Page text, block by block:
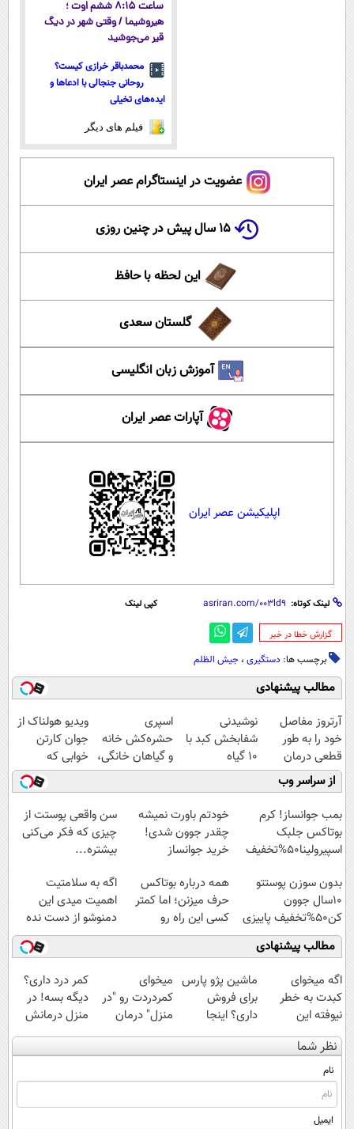
ساعت ۸:۱۵ ششم اوت ؛
هیروشیما / وقتی شهر در دیگ
قیر می‌جوشید
محمدباقر خرازی کیست؟
روحانی جنجالی با ادعاها و
ایده‌های تخیلی
فیلم های دیگر
عضویت در اینستاگرام عصر ایران
۱۵ سال پیش در چنین روزی
این لحظه با حافظ
گلستان سعدی
آموزش زبان انگلیسی
آپارات عصر ایران
اپلیکیشن عصر ایران
لینک کوتاه: کپی لینک
‌گزارش خطا در خبر
برچسب ها: دستگیری ، جیش الظلم
مطالب پیشنهادی
آرتروز مفاصل
خود را به طور
قطعی درمان
کنید!
◗پرسش‌نامه◖
نوشیدنی
شفابخش کبد با
10 گیاه
موثر(تخفیف تا
امشب)
اسپری
حشره‌کش خانه
و گیاهان خانگی،
نابودکننده انواع
حشرات خانگی و
آفات
ویدیو هولناک از
جوان کارتن
خوابی که
میلیاردر شد.
آموزش رایگان
از سراسر وب
بمب جوانساز! کرم
بوتاکس جلبک
اسپیرولینا50%تخفیف
خودتم باورت نمیشه
چقدر جوون شدی!
خرید جوانساز
ویژه
سن واقعی پوستت از
چیزی که فکر می‌کنی
بیشتره...
بدون سوزن پوستتو
10سال جوون
کن50%تخفیف پاییزی
همه درباره بوتاکس
حرف میزنن؛ اما کمتر
کسی این راه رو
میشناسه.
اگه به سلامتیت
اهمیت میدی این
دمنوشو از دست نده
مطالب پیشنهادی
اگه میخوای
کبدت به خطر
نیوفته این
دمنوش گیاهی
رو فراموش نکن
😨
ماشین پژو پارس
برای فروش
داری؟ اینجا
سریع بفروشش
میخوای
کمردردت رو "در
منزل" درمان
کنی؟ (◂فیلم +
◂پرسش‌نامه)
کمر درد داری؟
دیگه بسه! در
منزل درمانش
کن
(◀پرسش‌نامه)
نظر شما
نام
ایمیل